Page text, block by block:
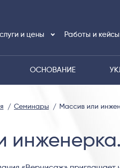
и цены Работы и кейсы
ОСНОВАНИЕ
Семинары Массив или